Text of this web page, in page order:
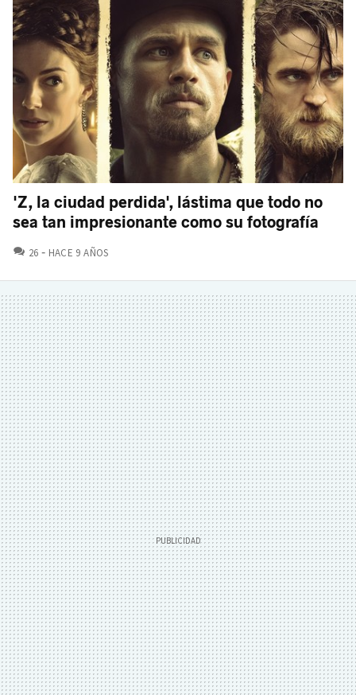
'Z, la ciudad perdida', lástima que todo no
sea tan impresionante como su fotografía
26 COMENTARIOS
HACE 9 AÑOS